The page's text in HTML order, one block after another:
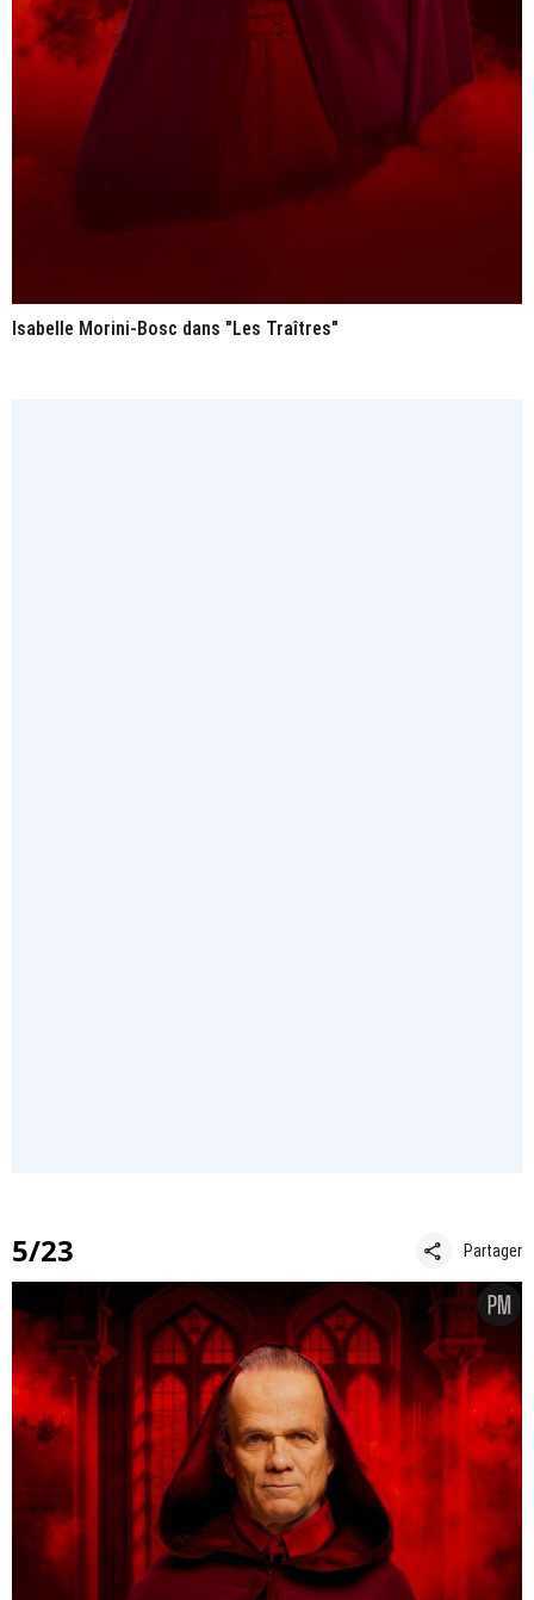
Isabelle Morini-Bosc dans "Les Traîtres"
5/23 share Partager